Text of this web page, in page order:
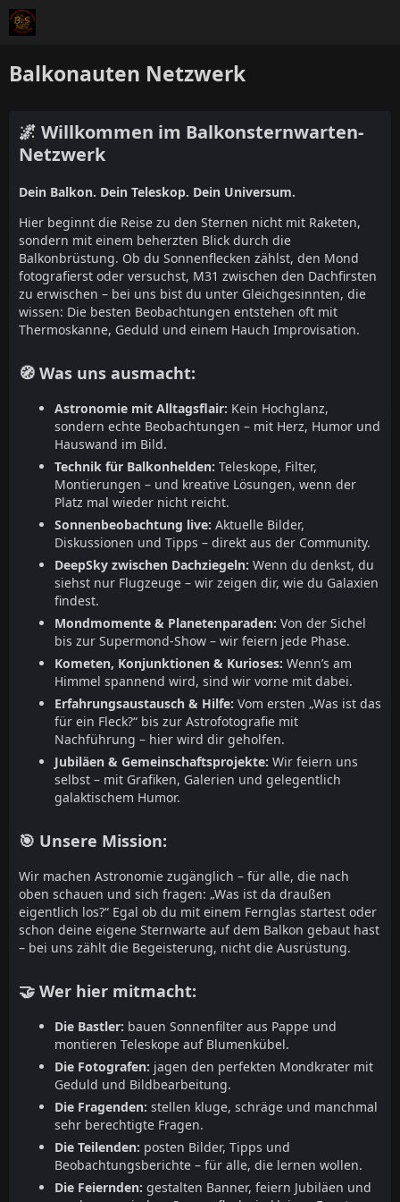
Balkonauten Netzwerk
🌌 Willkommen im Balkonsternwarten-
Netzwerk
Dein Balkon. Dein Teleskop. Dein Universum.
Hier beginnt die Reise zu den Sternen nicht mit Raketen,
sondern mit einem beherzten Blick durch die
Balkonbrüstung. Ob du Sonnenflecken zählst, den Mond
fotografierst oder versuchst, M31 zwischen den Dachfirsten
zu erwischen – bei uns bist du unter Gleichgesinnten, die
wissen: Die besten Beobachtungen entstehen oft mit
Thermoskanne, Geduld und einem Hauch Improvisation.
🧭 Was uns ausmacht:
Astronomie mit Alltagsflair: Kein Hochglanz,
sondern echte Beobachtungen – mit Herz, Humor und
Hauswand im Bild.
Technik für Balkonhelden: Teleskope, Filter,
Montierungen – und kreative Lösungen, wenn der
Platz mal wieder nicht reicht.
Sonnenbeobachtung live: Aktuelle Bilder,
Diskussionen und Tipps – direkt aus der Community.
DeepSky zwischen Dachziegeln: Wenn du denkst, du
siehst nur Flugzeuge – wir zeigen dir, wie du Galaxien
findest.
Mondmomente & Planetenparaden: Von der Sichel
bis zur Supermond-Show – wir feiern jede Phase.
Kometen, Konjunktionen & Kurioses: Wenn’s am
Himmel spannend wird, sind wir vorne mit dabei.
Erfahrungsaustausch & Hilfe: Vom ersten „Was ist das
für ein Fleck?“ bis zur Astrofotografie mit
Nachführung – hier wird dir geholfen.
Jubiläen & Gemeinschaftsprojekte: Wir feiern uns
selbst – mit Grafiken, Galerien und gelegentlich
galaktischem Humor.
🎯 Unsere Mission:
Wir machen Astronomie zugänglich – für alle, die nach
oben schauen und sich fragen: „Was ist da draußen
eigentlich los?“ Egal ob du mit einem Fernglas startest oder
schon deine eigene Sternwarte auf dem Balkon gebaut hast
– bei uns zählt die Begeisterung, nicht die Ausrüstung.
🤝 Wer hier mitmacht:
Die Bastler: bauen Sonnenfilter aus Pappe und
montieren Teleskope auf Blumenkübel.
Die Fotografen: jagen den perfekten Mondkrater mit
Geduld und Bildbearbeitung.
Die Fragenden: stellen kluge, schräge und manchmal
sehr berechtigte Fragen.
Die Teilenden: posten Bilder, Tipps und
Beobachtungsberichte – für alle, die lernen wollen.
Die Feiernden: gestalten Banner, feiern Jubiläen und